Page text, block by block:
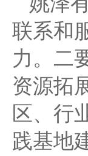
联系和
力。二
资源拓
区、行
践基地